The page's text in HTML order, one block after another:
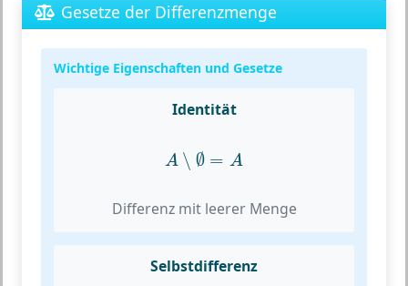
Gesetze der Differenzmenge
Wichtige Eigenschaften und Gesetze
Identität
A ∖ ∅ = A
A ∖∅
Differenz mit leerer Menge
Selbstdifferenz